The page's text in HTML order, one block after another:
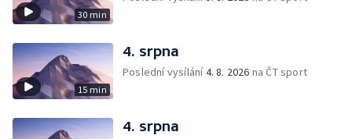
30 min
15 min
4. srpna
Poslední vysílání4. 8. 2026 na ČT sport
4. srpna